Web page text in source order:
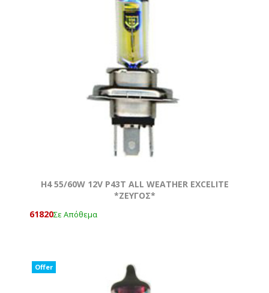
H4 55/60W 12V P43T ALL WEATHER EXCELITE
*ZEYΓOΣ*
61820Σε Απόθεμα
Offer